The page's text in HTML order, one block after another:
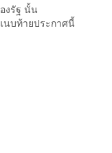
งรัฐ นั้น
นบท้ายประกาศนี้